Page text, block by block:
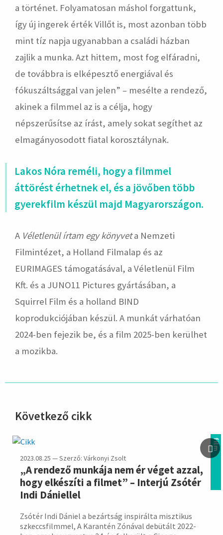
a történet. Folyamatosan máshol forgattunk,
így új ingerek érték Villőt is, most azonban több
mint tíz napja ugyanabban a családi házban
zajlik a munka. Azt hittem, most fog elfáradni,
de továbbra is elképesztő energiával és
fókuszáltsággal van jelen” – mesélte a rendező,
akinek a filmmel az is a célja, hogy
népszerűsítse az írást, amely sokat segíthet az
elmagányosodott fiatal korosztálynak.
Lakos Nóra reméli, hogy a filmmel
áttörést érhetnek el, és a jövőben több
gyerekfilm készül majd Magyarországon.
A Véletlenül írtam egy könyveta Nemzeti
Filmintézet, a Holland Filmalap és az
EURIMAGES támogatásával, a Véletlenül Film
Kft. és a JUNO11 Pictures gyártásában, a
Squirrel Film és a holland BIND
koprodukciójában készül. A munkát várhatóan
2024-ben fejezik be, és a film 2025-ben kerülhet
a mozikba.
Következő cikk
film
2023.08.25 — Szerző: Várkonyi Zsolt
„A rendező munkája nem ér véget azzal,
hogy elkészíti a filmet” – Interjú Zsótér
Indi Dániellel
Zsótér Indi Dániel a bezártság inspirálta misztikus
szkeccsfilmmel, A Karantén Zónával debütált 2022-